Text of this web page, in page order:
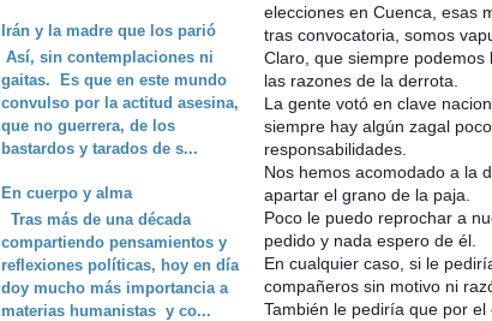
Irán y la madre que los parió
Así, sin contemplaciones ni
gaitas. Es que en este mundo
convulso por la actitud asesina,
que no guerrera, de los
bastardos y tarados de s...
En cuerpo y alma
Tras más de una década
compartiendo pensamientos y
reflexiones políticas, hoy en día
doy mucho más importancia a
materias humanistas y co...
elecciones en Cuenca, esas
tras convocatoria, somos
Claro, que siempre
las razones de la derrota.
La gente votó en clave
siempre hay algún zagal
responsabilidades.
Nos hemos acomodado a la
apartar el grano de la paja.
Poco le puedo reprochar a
pedido y nada espero de él.
En cualquier caso, si le
compañeros sin motivo ni
También le pediría que por